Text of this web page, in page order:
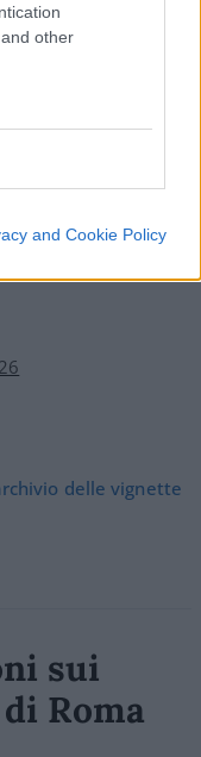
other
and Cookie Policy
SUCCESSIVA
Leggi i commenti
delle vignette
sui
Roma